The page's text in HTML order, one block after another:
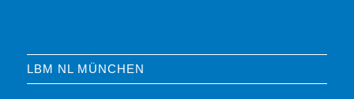
LBM NL MÜNCHEN